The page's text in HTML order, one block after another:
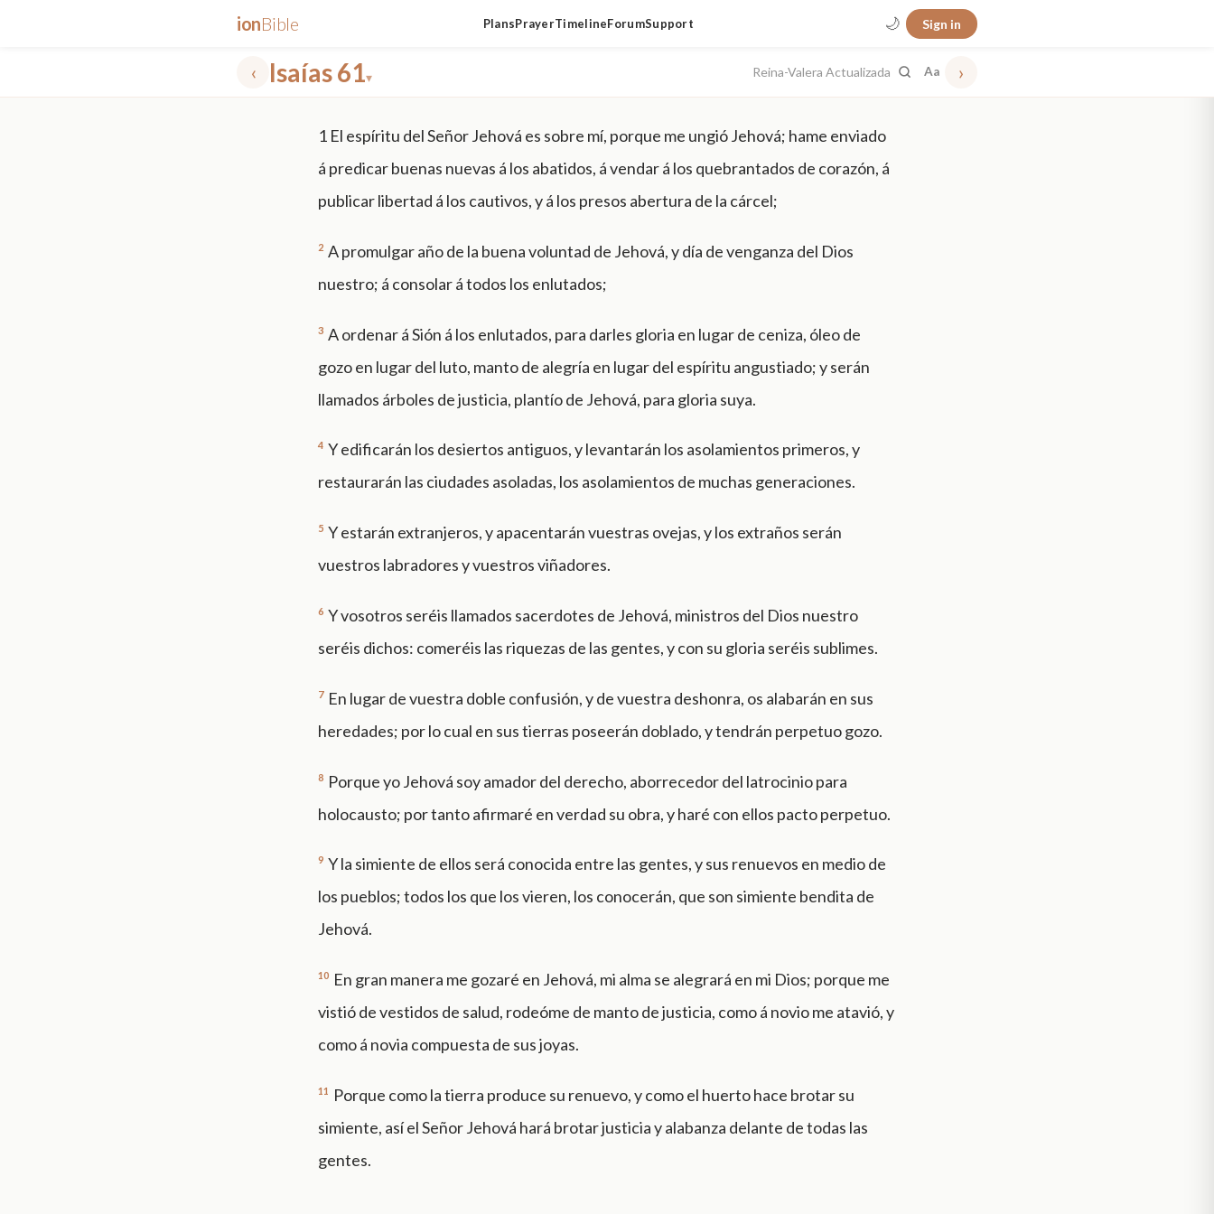
ionBible PlansPrayerTimelineForumSupport 🌙 Sign in
‹ Isaías 61▾ Reina-Valera Actualizada Aa ›
1 El espíritu del Señor Jehová es sobre mí, porque me ungió Jehová; hame enviado
á predicar buenas nuevas á los abatidos, á vendar á los quebrantados de corazón, á
publicar libertad á los cautivos, y á los presos abertura de la cárcel;
2 A promulgar año de la buena voluntad de Jehová, y día de venganza del Dios
nuestro; á consolar á todos los enlutados;
3 A ordenar á Sión á los enlutados, para darles gloria en lugar de ceniza, óleo de
gozo en lugar del luto, manto de alegría en lugar del espíritu angustiado; y serán
llamados árboles de justicia, plantío de Jehová, para gloria suya.
4 Y edificarán los desiertos antiguos, y levantarán los asolamientos primeros, y
restaurarán las ciudades asoladas, los asolamientos de muchas generaciones.
5 Y estarán extranjeros, y apacentarán vuestras ovejas, y los extraños serán
vuestros labradores y vuestros viñadores.
6 Y vosotros seréis llamados sacerdotes de Jehová, ministros del Dios nuestro
seréis dichos: comeréis las riquezas de las gentes, y con su gloria seréis sublimes.
7 En lugar de vuestra doble confusión, y de vuestra deshonra, os alabarán en sus
heredades; por lo cual en sus tierras poseerán doblado, y tendrán perpetuo gozo.
8 Porque yo Jehová soy amador del derecho, aborrecedor del latrocinio para
holocausto; por tanto afirmaré en verdad su obra, y haré con ellos pacto perpetuo.
9 Y la simiente de ellos será conocida entre las gentes, y sus renuevos en medio de
los pueblos; todos los que los vieren, los conocerán, que son simiente bendita de
Jehová.
10 En gran manera me gozaré en Jehová, mi alma se alegrará en mi Dios; porque me
vistió de vestidos de salud, rodeóme de manto de justicia, como á novio me atavió, y
como á novia compuesta de sus joyas.
11
Porque como la tierra produce su renuevo, y como el huerto hace brotar su
simiente, así el Señor Jehová hará brotar justicia y alabanza delante de todas las
gentes.